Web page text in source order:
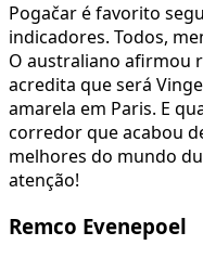
Pogačar é favorito
indicadores. Todos,
O australiano afirmou
acredita que será
amarela em Paris. E
corredor que acabou
melhores do mundo
atenção!
Remco Evenepoel